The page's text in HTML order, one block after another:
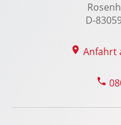
D-
Anfahrt